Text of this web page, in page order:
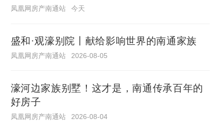
凤凰网房产南通站 今天
盛和·观濠别院丨献给影响世界的南通家族
凤凰网房产南通站 2026-08-05
濠河边家族别墅！这才是，南通传承百年的
好房子
凤凰网房产南通站 2026-08-04